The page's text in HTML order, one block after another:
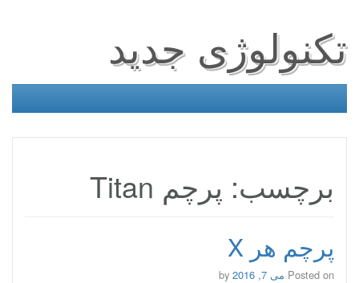
تکنولوژی جدید
برچسب: پرچم Titan
پرچم هر X
Posted on می 7, 2016